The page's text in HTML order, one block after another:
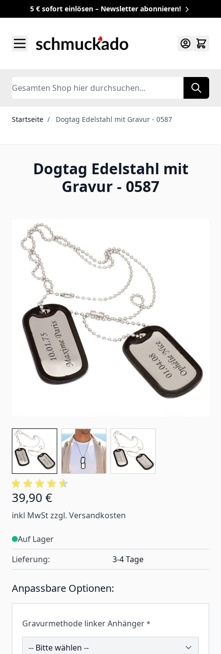
5 € sofort einlösen – Newsletter abonnieren!
Search
Startseite / Dogtag Edelstahl mit Gravur - 0587
Dogtag Edelstahl mit
Gravur - 0587
39,90 €
inkl MwSt zzgl. Versandkosten
Auf Lager
Lieferung:
3-4 Tage
Anpassbare Optionen:
Gravurmethode linker Anhänger *
203015